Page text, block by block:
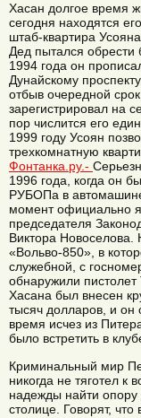
Хасан долгое время
сегодня находятся
штаб-квартира
Дед пытался обрести
1994 года он
Дунайскому
отбыв очередной
зарегистрировал на
пор числится его
1999 году Усоян
трехкомнатную
Фонтанка.ру.-
1996 года, когда он
РУБОПа в
момент официально
председателя
Виктора Новоселова.
«Вольво-850», в
служебной, с
обнаружили пистолет
Хасана был внесен
тысяч долларов, и он
время исчез из
было встретить в
Криминальный мир
никогда не тяготел к
надежды найти опору
столице. Говорят,